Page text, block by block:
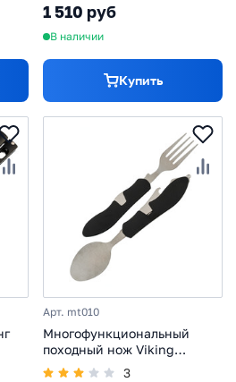
1 510 руб
В наличии
Купить
Арт. mt010
Многофункциональный
походный нож Viking
Nordway MT010
3